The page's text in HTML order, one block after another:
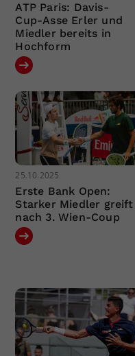
ATP Paris: Davis-
Cup-Asse Erler und
Miedler bereits in
Hochform
25.10.2025
Erste Bank Open:
Starker Miedler greift
nach 3. Wien-Coup